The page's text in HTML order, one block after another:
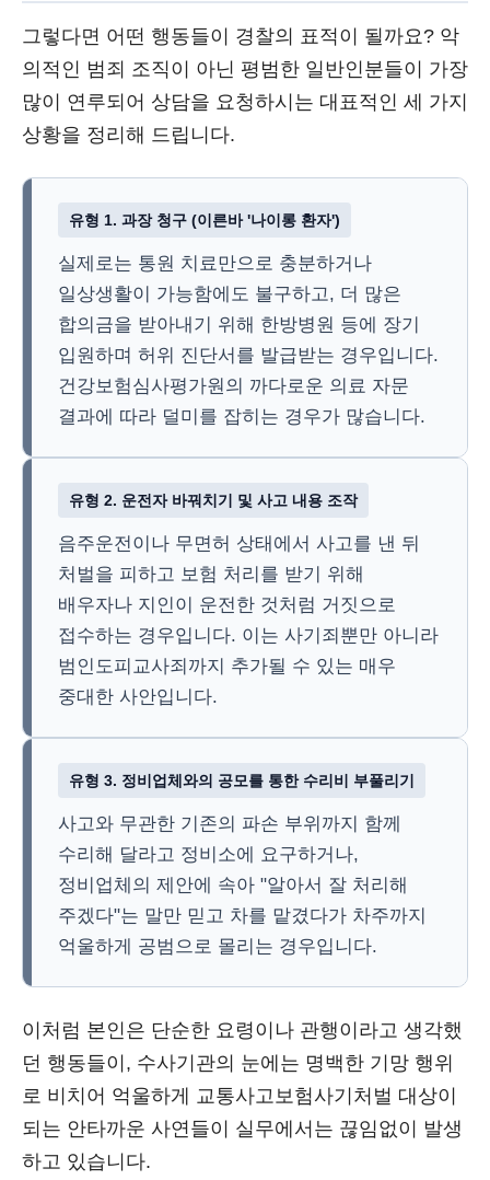
그렇다면 어떤 행동들이 경찰의 표적이 될까요? 악
의적인 범죄 조직이 아닌 평범한 일반인분들이 가장
많이 연루되어 상담을 요청하시는 대표적인 세 가지
상황을 정리해 드립니다.
유형 1. 과장 청구 (이른바 '나이롱 환자')
실제로는 통원 치료만으로 충분하거나
일상생활이 가능함에도 불구하고, 더 많은
합의금을 받아내기 위해 한방병원 등에 장기
입원하며 허위 진단서를 발급받는 경우입니다.
건강보험심사평가원의 까다로운 의료 자문
결과에 따라 덜미를 잡히는 경우가 많습니다.
유형 2. 운전자 바꿔치기 및 사고 내용 조작
음주운전이나 무면허 상태에서 사고를 낸 뒤
처벌을 피하고 보험 처리를 받기 위해
배우자나 지인이 운전한 것처럼 거짓으로
접수하는 경우입니다. 이는 사기죄뿐만 아니라
범인도피교사죄까지 추가될 수 있는 매우
중대한 사안입니다.
유형 3. 정비업체와의 공모를 통한 수리비 부풀리기
사고와 무관한 기존의 파손 부위까지 함께
수리해 달라고 정비소에 요구하거나,
정비업체의 제안에 속아 "알아서 잘 처리해
주겠다"는 말만 믿고 차를 맡겼다가 차주까지
억울하게 공범으로 몰리는 경우입니다.
이처럼 본인은 단순한 요령이나 관행이라고 생각했
던 행동들이, 수사기관의 눈에는 명백한 기망 행위
로 비치어 억울하게 교통사고보험사기처벌 대상이
되는 안타까운 사연들이 실무에서는 끊임없이 발생
하고 있습니다.